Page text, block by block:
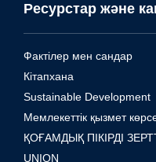
Ресурстар және
Фактілер мен сандар
Кітапхана
Sustainable Development
Мемлекеттік қызмет
ҚОҒАМДЫҚ ПІКІРДІ
UNION